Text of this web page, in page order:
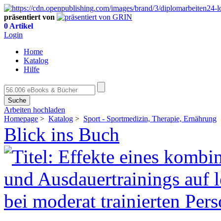
präsentiert von
0 Artikel
Login
Home
Katalog
Hilfe
Suche
Arbeiten hochladen
Homepage > Katalog > Sport - Sportmedizin, Therapie, Ernährung
Blick ins Buch